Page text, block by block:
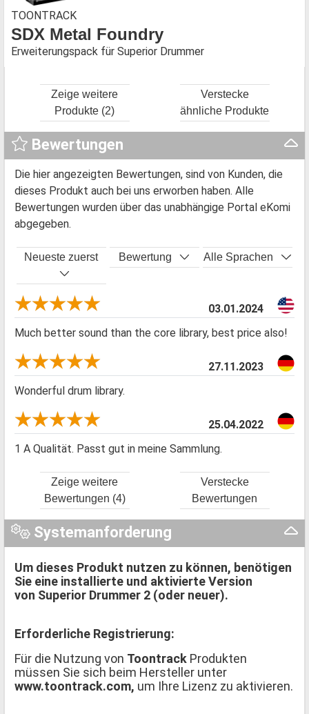
TOONTRACK
SDX Metal Foundry
Erweiterungspack für Superior Drummer
Zeige weitere
Produkte (2)
Verstecke
ähnliche Produkte
Bewertungen
Die hier angezeigten Bewertungen, sind von Kunden, die
dieses Produkt auch bei uns erworben haben. Alle
Bewertungen wurden über das unabhängige Portal eKomi
abgegeben.
Neueste zuerst Bewertung Alle Sprachen
03.01.2024
Much better sound than the core library, best price also!
27.11.2023
Wonderful drum library.
25.04.2022
1 A Qualität. Passt gut in meine Sammlung.
Zeige weitere
Bewertungen (4)
Verstecke
Bewertungen
Systemanforderung
Um dieses Produkt nutzen zu können, benötigen
Sie eine installierte und aktivierte Version
von Superior Drummer 2 (oder neuer).
Erforderliche Registrierung:
Für die Nutzung von Toontrack Produkten
müssen Sie sich beim Hersteller unter
www.toontrack.com, um Ihre Lizenz zu aktivieren.